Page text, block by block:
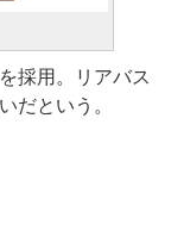
採用。リアバス
だという。